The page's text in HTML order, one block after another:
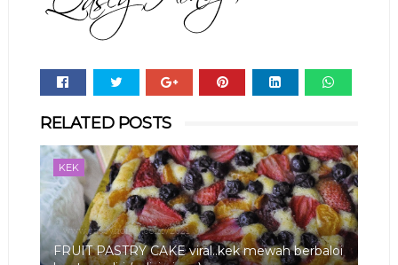
RELATED POSTS
KEK
FRUIT PASTRY CAKE viral..kek mewah berbaloi